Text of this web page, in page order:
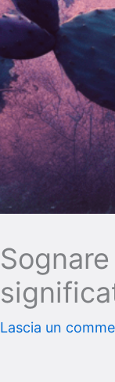
Lascia un